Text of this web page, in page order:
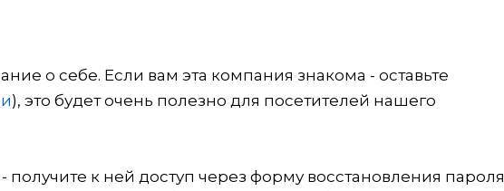
о себе. Если вам эта компания знакома - оставьте
), это будет очень полезно для посетителей нашего
к ней доступ через форму восстановления пароля